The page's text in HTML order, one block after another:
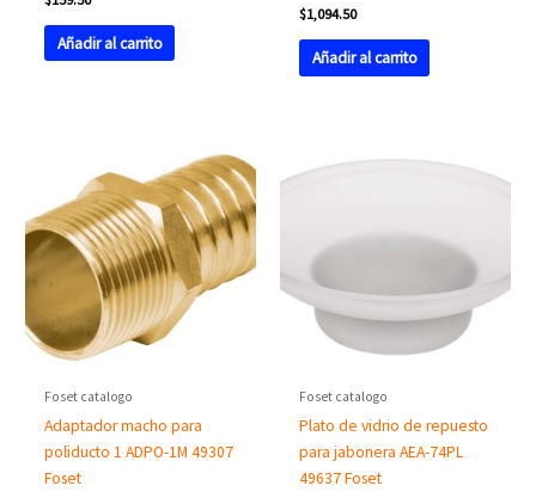
Añadir al carrito
$1,094.50
Añadir al carrito
Foset catalogo
Adaptador macho para
poliducto 1 ADPO-1M 49307
Foset
Foset catalogo
Plato de vidrio de repuesto
para jabonera AEA-74PL
49637 Foset